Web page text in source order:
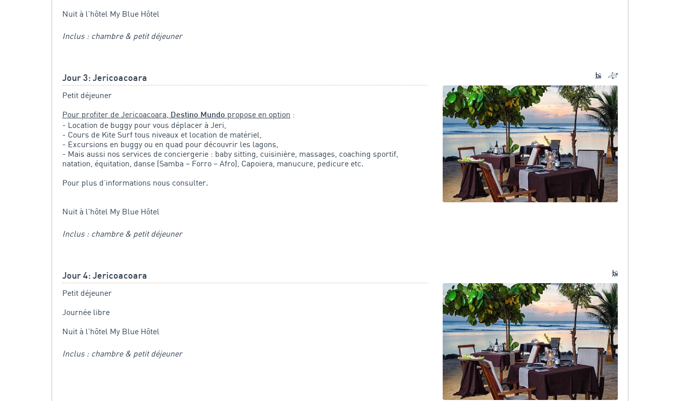
Nuit à l'hôtel My Blue Hôtel
Inclus : chambre & petit déjeuner
Jour 3: Jericoacoara
Petit déjeuner
Pour profiter de Jericoacoara, Destino Mundo propose en option :
- Location de buggy pour vous déplacer à Jeri,
- Cours de Kite Surf tous niveaux et location de matériel,
- Excursions en buggy ou en quad pour découvrir les lagons,
- Mais aussi nos services de conciergerie : baby sitting, cuisinière, massages, coaching sportif,
natation, équitation, danse (Samba – Forro – Afro), Capoiera, manucure, pedicure etc.
Pour plus d’informations nous consulter.
Nuit à l'hôtel My Blue Hôtel
Inclus : chambre & petit déjeuner
Jour 4: Jericoacoara
Petit déjeuner
Journée libre
Nuit à l'hôtel My Blue Hôtel
Inclus : chambre & petit déjeuner